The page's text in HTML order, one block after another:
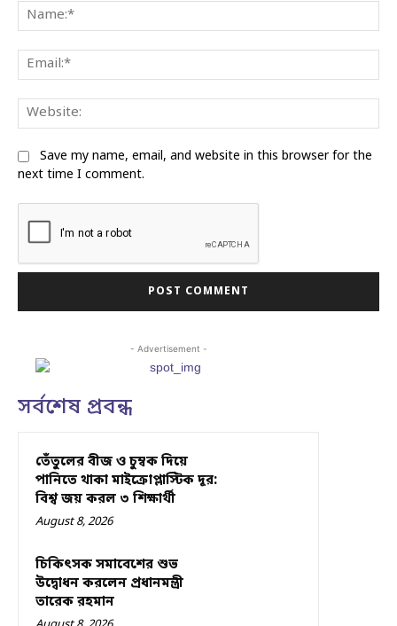
Save my name, email, and website in this browser for the
next time I comment.
- Advertisement -
সর্বশেষ প্রবন্ধ
তেঁতুলের বীজ ও চুম্বক দিয়ে
পানিতে থাকা মাইক্রোপ্লাস্টিক দূর:
বিশ্ব জয় করল ৩ শিক্ষার্থী
August 8, 2026
চিকিৎসক সমাবেশের শুভ
উদ্বোধন করলেন প্রধানমন্ত্রী
তারেক রহমান